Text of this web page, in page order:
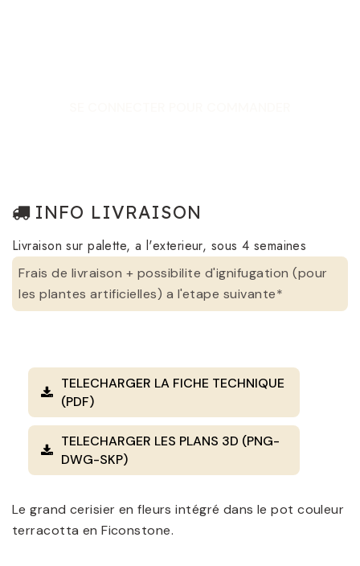
INFO LIVRAISON
Livraison sur palette, a l'exterieur, sous 4 semaines
Frais de livraison + possibilite d'ignifugation (pour
les plantes artificielles) a l'etape suivante*
TELECHARGER LA FICHE TECHNIQUE
(PDF)
TELECHARGER LES PLANS 3D (PNG-
DWG-SKP)
Le grand cerisier en fleurs intégré dans le pot couleur
terracotta en Ficonstone.